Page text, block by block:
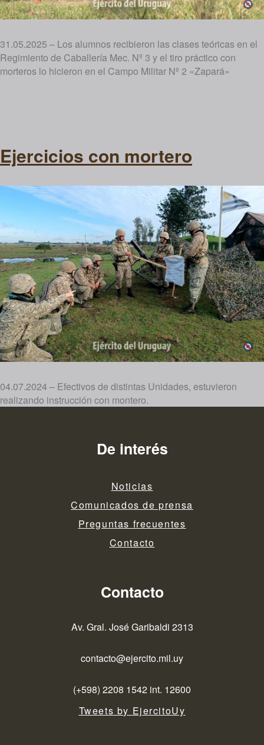
31.05.2025 – Los alumnos recibieron las clases teóricas en el
Regimiento de Caballería Mec. Nº 3 y el tiro práctico con
morteros lo hicieron en el Campo Militar Nº 2 «Zapará»
Ejercicios con mortero
04.07.2024 – Efectivos de distintas Unidades, estuvieron
realizando instrucción con montero.
De interés
Noticias
Comunicados de prensa
Preguntas frecuentes
Contacto
Contacto
Av. Gral. José Garibaldi 2313
contacto@ejercito.mil.uy
(+598) 2208 1542 int. 12600
Tweets by EjercitoUy